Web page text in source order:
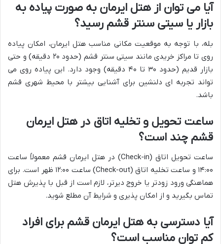
آیا می توان از هتل ایرمان به صورت پیاده به
بازار یا سیتی سنتر قشم رسید؟
بله، با توجه به موقعیت مکانی مناسب هتل ایرمان، امکان پیاده
روی تا مراکز خریدی مانند سیتی سنتر قشم (حدود ۲۰ دقیقه) و حتی
بازار قدیم (حدود ۳۰ تا ۴۰ دقیقه) وجود دارد. این پیاده روی می
تواند تجربه ای دلنشین برای آشنایی بیشتر با محیط شهری قشم
باشد.
ساعت تحویل و تخلیه اتاق در هتل ایرمان
قشم چند است؟
ساعت تحویل اتاق (Check-in) در هتل ایرمان قشم معمولاً ساعت
۱۴:۰۰ و ساعت تخلیه اتاق (Check-out) ساعت ۱۲:۰۰ ظهر است. برای
هماهنگی ورود زودتر یا خروج دیرتر، لازم است از قبل با پذیرش هتل
تماس بگیرید و از امکان پذیری و شرایط آن مطلع شوید.
آیا دسترسی به هتل ایرمان قشم برای افراد
کم توان مناسب است؟